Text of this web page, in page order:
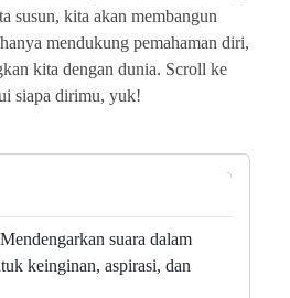
susun, kita akan membangun
mendukung pemahaman diri,
kita dengan dunia. Scroll ke
siapa dirimu, yuk!
Mendengarkan suara dalam
keinginan, aspirasi, dan